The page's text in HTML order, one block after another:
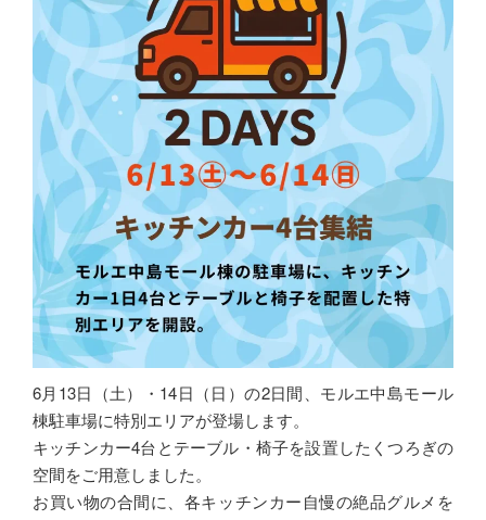
6月13日（土）・14日（日）の2日間、モルエ中島モール
棟駐車場に特別エリアが登場します。
キッチンカー4台とテーブル・椅子を設置したくつろぎの
空間をご用意しました。
お買い物の合間に、各キッチンカー自慢の絶品グルメを